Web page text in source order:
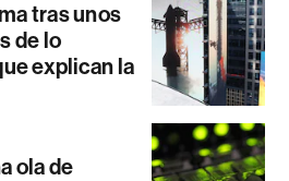
tras unos
de lo
explican la
ola de